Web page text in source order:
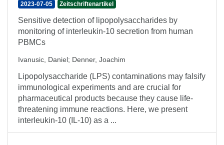
2023-07-05 Zeitschriftenartikel
Sensitive detection of lipopolysaccharides by
monitoring of interleukin-10 secretion from human
PBMCs
Ivanusic, Daniel; Denner, Joachim
Lipopolysaccharide (LPS) contaminations may falsify
immunological experiments and are crucial for
pharmaceutical products because they cause life-
threatening immune reactions. Here, we present
interleukin-10 (IL-10) as a ...